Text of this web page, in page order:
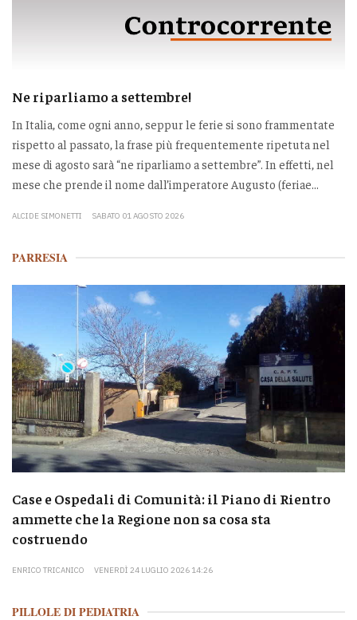
Ne riparliamo a settembre!
In Italia, come ogni anno, seppur le ferie si sono frammentate
rispetto al passato, la frase più frequentemente ripetuta nel
mese di agosto sarà “ne riparliamo a settembre”. In effetti, nel
mese che prende il nome dall’imperatore Augusto (feriae...
ALCIDE SIMONETTI SABATO 01 AGOSTO 2026
PARRESIA
Case e Ospedali di Comunità: il Piano di Rientro
ammette che la Regione non sa cosa sta
costruendo
ENRICO TRICANICO VENERDÌ 24 LUGLIO 2026 14:26
PILLOLE DI PEDIATRIA